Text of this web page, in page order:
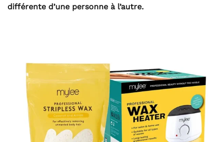
différente d’une personne à l’autre.